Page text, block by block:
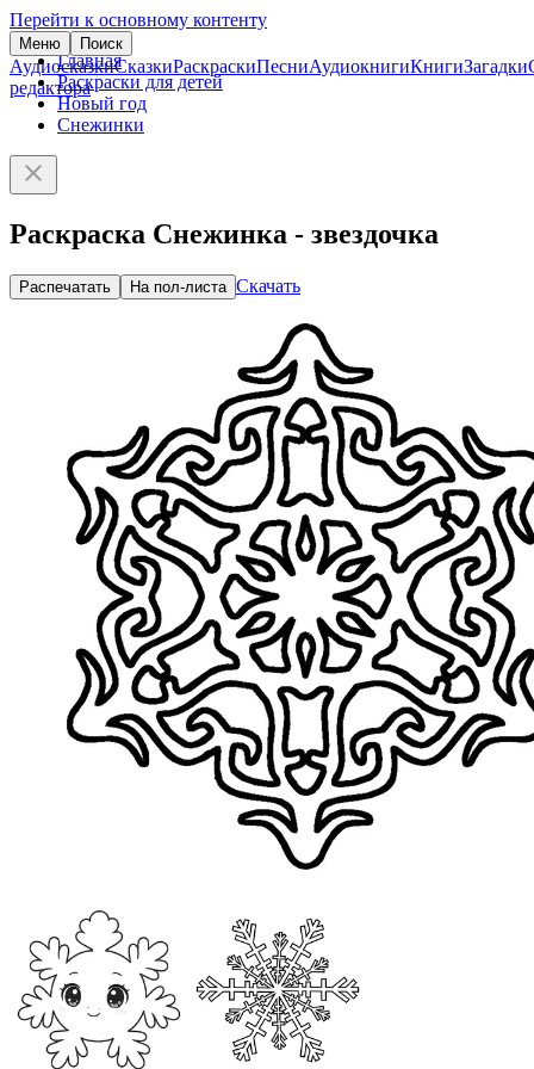
Перейти к основному контенту
Меню Поиск
АудиосказкиСказкиРаскраскиПесниАудиокнигиКнигиЗагадки
редактора
Главная
Раскраски для детей
Новый год
Снежинки
Раскраска Снежинка - звездочка
Распечатать На пол-листа Скачать